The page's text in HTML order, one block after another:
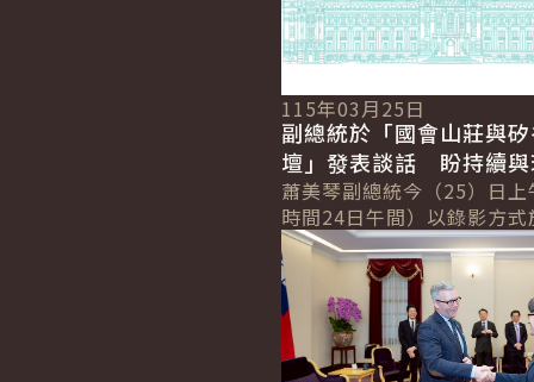
115年03月25日
副總統於「國會山莊與
壇」發表談話 盼持續與
近夥伴攜手合作 確保世
與自由
蕭美琴副總統今（25）日
時間24日午間）以錄影方
「國會山莊與矽谷論壇」
Valley Forum）年度研討
詳細內容